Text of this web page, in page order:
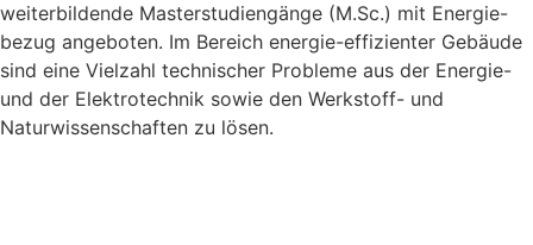
weiterbildende Masterstudiengänge (M.Sc.) mit Energie-
bezug angeboten. Im Bereich energie-effizienter Gebäude
sind eine Vielzahl technischer Probleme aus der Energie-
und der Elektrotechnik sowie den Werkstoff- und
Naturwissenschaften zu lösen.